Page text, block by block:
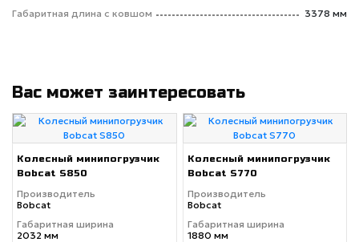
Габаритная длина с ковшом 3378 мм
Вас может заинтересовать
Колесный минипогрузчик
Bobcat S850
Производитель
Bobcat
Габаритная ширина
2032 мм
Колесный минипогрузчик
Bobcat S770
Производитель
Bobcat
Габаритная ширина
1880 мм